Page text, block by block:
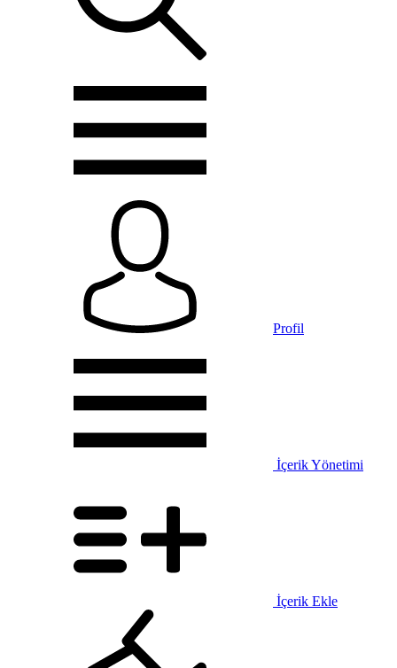
Profil
İçerik Yönetimi
İçerik Ekle